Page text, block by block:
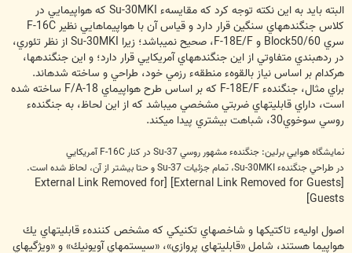
البته بايد به اين نكته توجه كرد كه مقايسهء Su-30MKI كه هواپيمايي در
كلاس جنگنده‏هاي سنگين قرار دارد و قياس آن با هواپيماهايي نظير F-16C
سري Block50/60 و F-18E/F، صحيح نمي‏باشد؛ زيرا Su-30MKI از نظر تئوري،
در رده‏بندي متفاوتي از اين جنگنده‏هاي آمريكايي قرار دارد؛ و اين جنگنده‏ها،
هركدام بر اساس نياز بالقوهء منطقهء رزمي خود، طراحي و ساخته شده‏اند.
براي مثال، جنگندهء F-18E/F كه بر اساس طرح هواپيماي F/A-18 ساخته شده
است، داراي قابليتهاي ضربتي مشخصي مي‏باشد كه از اين لحاظ، به جنگندهء
روسي سوخوي30، شباهت بيشتري پيدا مي‏كند.
نمايشگاه هوايي برلين: جنگندهء مشهور روسي Su-37 در كنار F-16C آمريكايي
در طراحي جنگندهء Su-30MKI، تمام جزئيات Su-37 و حتا بيشتر از آن، لحاظ شده است.
[External Link Removed for
Guests]
اصول اوليهء تاكتيكها و شاخص‏هاي تكنيكي كه مشخص كنندهء قابليتهاي يك
هواپيما هستند، شامل «قابليتهاي پروازي»، «سيستم‏هاي آويونيك» و «ويژگي‏هاي